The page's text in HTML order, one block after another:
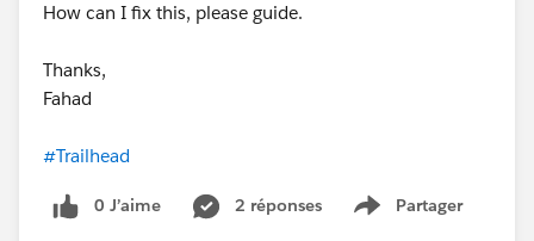
How can I fix this, please guide.
Thanks,
Fahad
#Trailhead
0 J’aime 2 réponses Partager
Show menu